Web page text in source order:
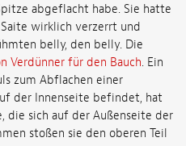
abgeflacht habe. Sie hatte
wirklich verzerrt und
belly, den belly. Die
Verdünner für den Bauch. Ein
zum Abflachen einer
der Innenseite befindet, hat
die sich auf der Außenseite der
stoßen sie den oberen Teil